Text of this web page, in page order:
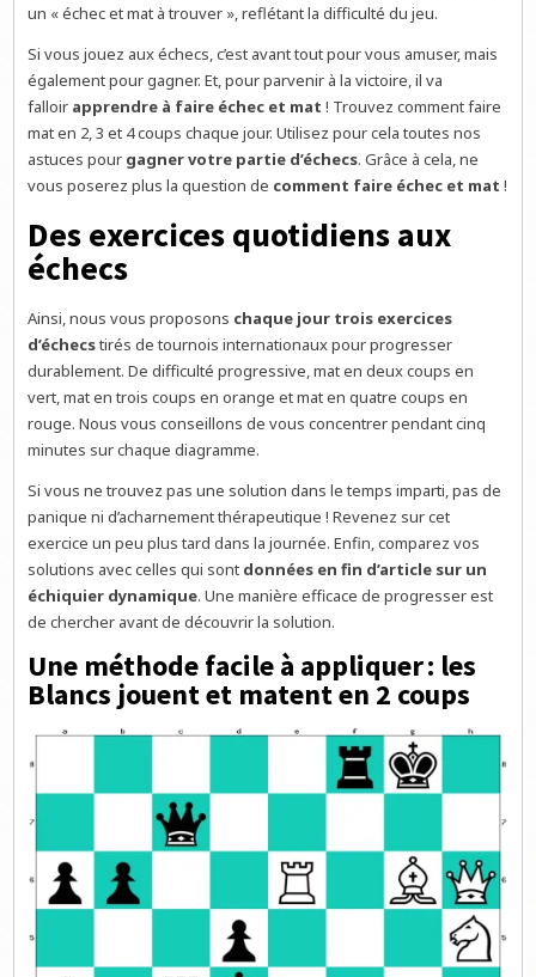
un « échec et mat à trouver », reflétant la difficulté du jeu.
Si vous jouez aux échecs, c’est avant tout pour vous amuser, mais
également pour gagner. Et, pour parvenir à la victoire, il va
falloir apprendre à faire échec et mat ! Trouvez comment faire
mat en 2, 3 et 4 coups chaque jour. Utilisez pour cela toutes nos
astuces pour gagner votre partie d’échecs. Grâce à cela, ne
vous poserez plus la question de comment faire échec et mat !
Des exercices quotidiens aux
échecs
Ainsi, nous vous proposons chaque jour trois exercices
d’échecstirés de tournois internationaux pour progresser
durablement. De difficulté progressive, mat en deux coups en
vert, mat en trois coups en orange et mat en quatre coups en
rouge. Nous vous conseillons de vous concentrer pendant cinq
minutes sur chaque diagramme.
Si vous ne trouvez pas une solution dans le temps imparti, pas de
panique ni d’acharnement thérapeutique ! Revenez sur cet
exercice un peu plus tard dans la journée. Enfin, comparez vos
solutions avec celles qui sont données en fin d’article sur un
échiquier dynamique. Une manière efficace de progresser est
de chercher avant de découvrir la solution.
Une méthode facile à appliquer : les
Blancs jouent et matent en 2 coups